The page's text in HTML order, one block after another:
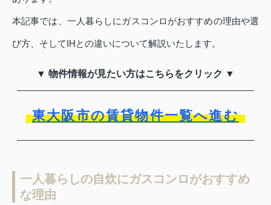
本記事では、一人暮らしにガスコンロがおすすめの理由や選
び方、そしてIHとの違いについて解説いたします。
▼ 物件情報が見たい方はこちらをクリック ▼
東大阪市の賃貸物件一覧へ進む
一人暮らしの自炊にガスコンロがおすすめ
な理由